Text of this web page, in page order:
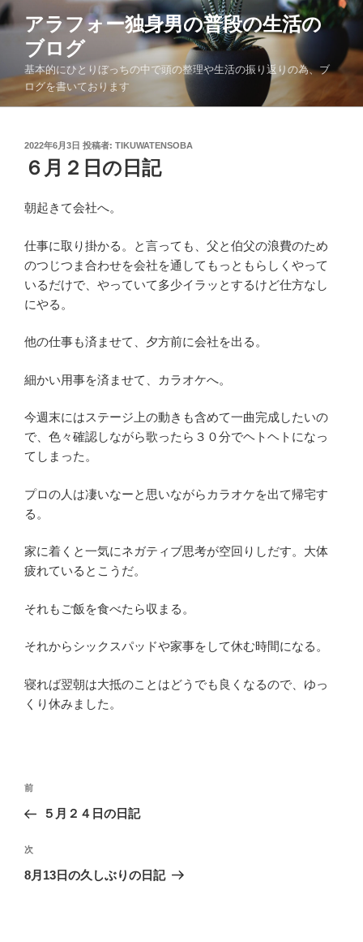
コ
ン
へ
アラフォー独身男の普段の生活の
ブログ
基本的にひとりぼっちの中で頭の整理や生活の振り返りの為、ブ
ログを書いております
投
稿
日:
2022年6月3日 投稿者: TIKUWATENSOBA
６月２日の日記
朝起きて会社へ。
仕事に取り掛かる。と言っても、父と伯父の浪費のため
のつじつま合わせを会社を通してもっともらしくやって
いるだけで、やっていて多少イラッとするけど仕方なし
にやる。
他の仕事も済ませて、夕方前に会社を出る。
細かい用事を済ませて、カラオケへ。
今週末にはステージ上の動きも含めて一曲完成したいの
で、色々確認しながら歌ったら３０分でヘトヘトになっ
てしまった。
プロの人は凄いなーと思いながらカラオケを出て帰宅す
る。
家に着くと一気にネガティブ思考が空回りしだす。大体
疲れているとこうだ。
それもご飯を食べたら収まる。
それからシックスパッドや家事をして休む時間になる。
寝れば翌朝は大抵のことはどうでも良くなるので、ゆっ
くり休みました。
投
ビ
ゲ
過
去
投
稿
前
５月２４日の日記
次
の
次
8月13日の久しぶりの日記